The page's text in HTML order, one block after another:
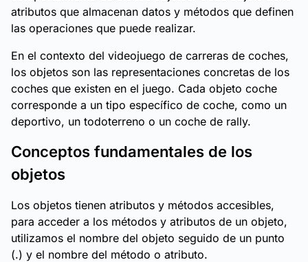
atributos que almacenan datos y métodos que definen
las operaciones que puede realizar.
En el contexto del videojuego de carreras de coches,
los objetos son las representaciones concretas de los
coches que existen en el juego. Cada objeto coche
corresponde a un tipo específico de coche, como un
deportivo, un todoterreno o un coche de rally.
Conceptos fundamentales de los
objetos
Los objetos tienen atributos y métodos accesibles,
para acceder a los métodos y atributos de un objeto,
utilizamos el nombre del objeto seguido de un punto
(.) y el nombre del método o atributo.